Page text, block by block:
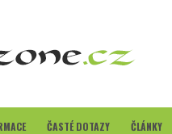
ČASTÉ DOTAZY ČLÁNKY